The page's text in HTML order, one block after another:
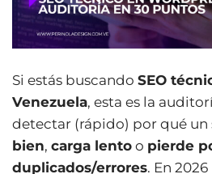
Si estás buscando SEO
Venezuela, esta es la
detectar (rápido) por qué un
bien, carga lento o pierde
duplicados/errores. En